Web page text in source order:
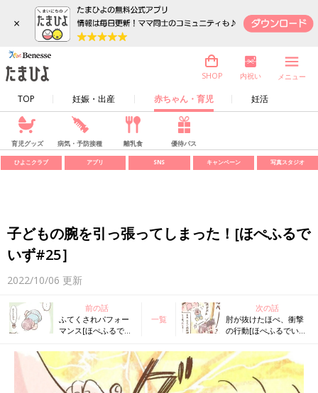
×
TOP 妊娠・出産 赤ちゃん・育児 妊活
SHOP 内祝い メニュー
育児グッズ 病気・予防接種 離乳食 優待パス
ひよこクラブ アプリ SNS キャンペーン 写真スタジオ
子どもの腕を引っ張ってしまった！[ほぺふるで
いず#25］
2022/10/06 更新
前の話
ふてくされパフォー
マンス[ほぺふるでい
一覧
次の話
肘が抜けたほぺ、衝撃
の行動[ほぺふるでいず